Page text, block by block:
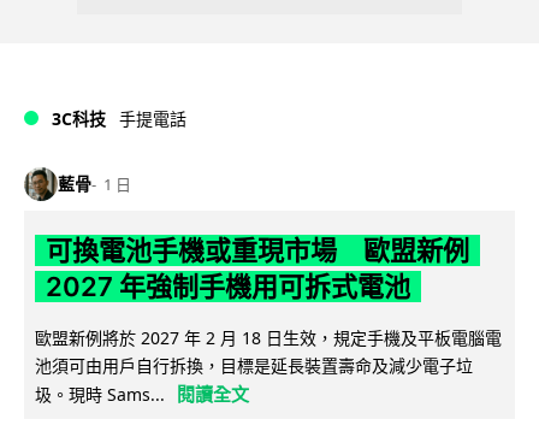
3C科技 手提電話
藍骨 1 日
可換電池手機或重現市場 歐盟新例
2027 年強制手機用可拆式電池
歐盟新例將於 2027 年 2 月 18 日生效，規定手機及平板電腦電
池須可由用戶自行拆換，目標是延長裝置壽命及減少電子垃
圾。現時 Sams...
閱讀全文